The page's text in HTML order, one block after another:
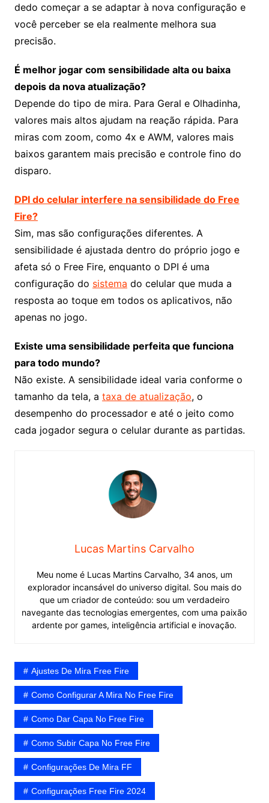
dedo começar a se adaptar à nova configuração e
você perceber se ela realmente melhora sua
precisão.
É melhor jogar com sensibilidade alta ou baixa
depois da nova atualização?
Depende do tipo de mira. Para Geral e Olhadinha,
valores mais altos ajudam na reação rápida. Para
miras com zoom, como 4x e AWM, valores mais
baixos garantem mais precisão e controle fino do
disparo.
DPI do celular interfere na sensibilidade do Free
Fire?
Sim, mas são configurações diferentes. A
sensibilidade é ajustada dentro do próprio jogo e
afeta só o Free Fire, enquanto o DPI é uma
configuração do sistema do celular que muda a
resposta ao toque em todos os aplicativos, não
apenas no jogo.
Existe uma sensibilidade perfeita que funciona
para todo mundo?
Não existe. A sensibilidade ideal varia conforme o
tamanho da tela, a taxa de atualização, o
desempenho do processador e até o jeito como
cada jogador segura o celular durante as partidas.
Lucas Martins Carvalho
Meu nome é Lucas Martins Carvalho, 34 anos, um
explorador incansável do universo digital. Sou mais do
que um criador de conteúdo: sou um verdadeiro
navegante das tecnologias emergentes, com uma paixão
ardente por games, inteligência artificial e inovação.
Ajustes De Mira Free Fire
Como Configurar A Mira No Free Fire
Como Dar Capa No Free Fire
Como Subir Capa No Free Fire
Configurações De Mira FF
Configurações Free Fire 2024